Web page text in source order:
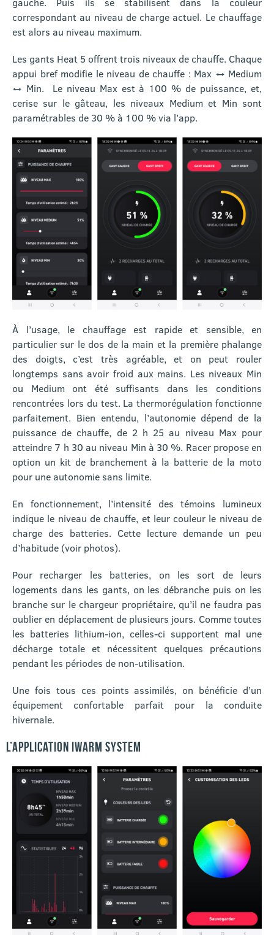
correspondant au niveau de charge actuel. Le chauffage
est alors au niveau maximum.
Les gants Heat 5 offrent trois niveaux de chauffe. Chaque
appui bref modifie le niveau de chauffe : Max ↔ Medium
↔ Min.
Le niveau Max est à 100 % de puissance, et,
cerise sur le gâteau, les niveaux Medium et Min sont
paramétrables de 30 % à 100 % via l’app.
À l’usage, le chauffage est rapide et sensible, en
particulier sur le dos de la main et la première phalange
des doigts, c’est très agréable, et on peut rouler
longtemps sans avoir froid aux mains. Les niveaux Min
ou Medium ont été suffisants dans les conditions
rencontrées lors du test. La thermorégulation fonctionne
parfaitement. Bien entendu, l’autonomie dépend de la
puissance de chauffe, de 2 h 25 au niveau Max pour
atteindre 7 h 30 au niveau Min à 30 %. Racer propose en
option un kit de branchement à la batterie de la moto
pour une autonomie sans limite.
En fonctionnement, l’intensité des témoins lumineux
indique le niveau de chauffe, et leur couleur le niveau de
charge des batteries. Cette lecture demande un peu
d’habitude (voir photos).
Pour recharger les batteries, on les sort de leurs
logements dans les gants, on les débranche puis on les
branche sur le chargeur propriétaire, qu’il ne faudra pas
oublier en déplacement de plusieurs jours. Comme toutes
les batteries lithium-ion, celles-ci supportent mal une
décharge totale et nécessitent quelques précautions
pendant les périodes de non-utilisation.
Une fois tous ces points assimilés, on bénéficie d’un
équipement confortable parfait pour la conduite
hivernale.
L’APPLICATION IWARM SYSTEM